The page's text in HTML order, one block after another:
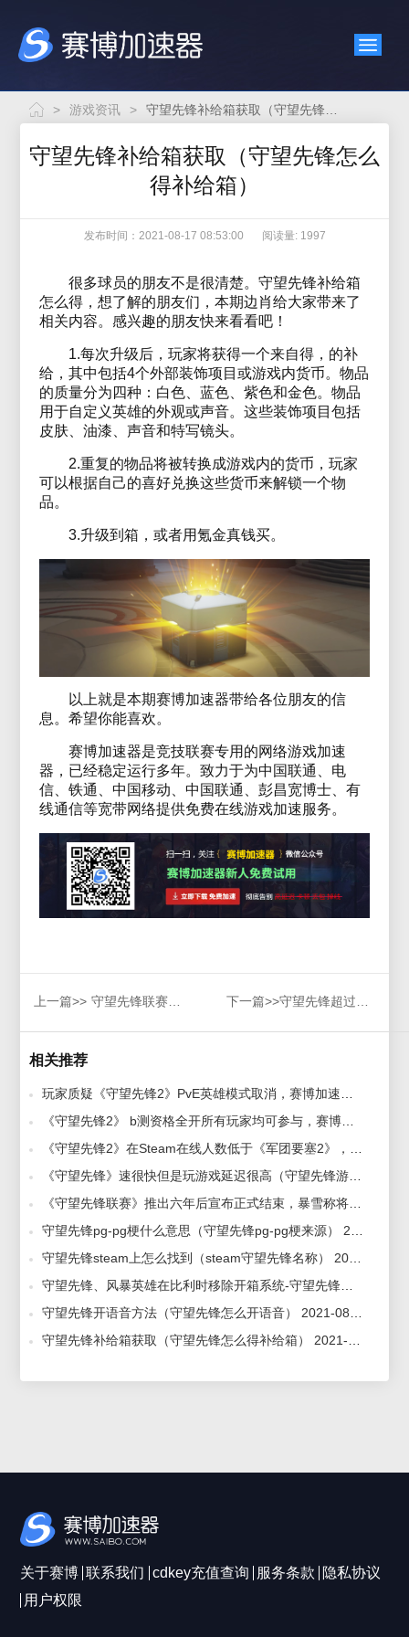
> 游戏资讯 >
守望先锋补给箱获取（守望先锋怎么
得补给箱）
发布时间：2021-08-17 08:53:00 阅读量: 1997
很多球员的朋友不是很清楚。守望先锋补给箱
怎么得，想了解的朋友们，本期边肖给大家带来了
相关内容。感兴趣的朋友快来看看吧！
1.每次升级后，玩家将获得一个来自得，的补
给，其中包括4个外部装饰项目或游戏内货币。物品
的质量分为四种：白色、蓝色、紫色和金色。物品
用于自定义英雄的外观或声音。这些装饰项目包括
皮肤、油漆、声音和特写镜头。
2.重复的物品将被转换成游戏内的货币，玩家
可以根据自己的喜好兑换这些货币来解锁一个物
品。
3.升级到箱，或者用氪金真钱买。
以上就是本期赛博加速器带给各位朋友的信
息。希望你能喜欢。
赛博加速器是竞技联赛专用的网络游戏加速
器，已经稳定运行多年。致力于为中国联通、电
信、铁通、中国移动、中国联通、彭昌宽博士、有
线通信等宽带网络提供免费在线游戏加速服务。
上一篇>> 守望先锋联赛宣布在韩举办比赛取消 最新计划或在本周公布 下一篇>>守望先锋超过1270万美元慈善基金全部捐出-守望先锋加速器-OW加速器
相关推荐
玩家质疑《守望先锋2》PvE英雄模式取消，赛博加速器推荐海外玩守望先锋国服 2023-05-18
《守望先锋2》 b测资格全开所有玩家均可参与，赛博加速器推荐守望先锋2b测申请 2022-07-15
《守望先锋2》在Steam在线人数低于《军团要塞2》，守望先锋2Switch怎么登录？ 2023-08-17
《守望先锋》速很快但是玩游戏延迟很高（守望先锋游戏掉帧、卡顿解决办法） 2021-08-19
《守望先锋联赛》推出六年后宣布正式结束，暴雪称将《守望先锋联赛》转型/并将《守望先锋》的竞技性推向新的方向 2023-11-09
守望先锋pg-pg梗什么意思（守望先锋pg-pg梗来源） 2021-08-17
守望先锋steam上怎么找到（steam守望先锋名称） 2021-08-16
守望先锋、风暴英雄在比利时移除开箱系统-守望先锋加速器-OW加速器 2018-08-28
守望先锋开语音方法（守望先锋怎么开语音） 2021-08-17
守望先锋补给箱获取（守望先锋怎么得补给箱） 2021-08-17
关于赛博 联系我们 cdkey充值查询 服务条款
隐私协议
用户权限